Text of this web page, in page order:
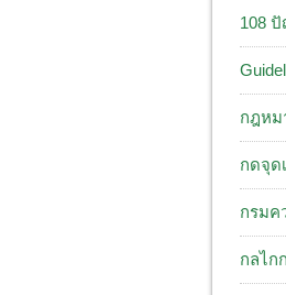
108
กฎหม
กดจุด
กรมค
กลไก